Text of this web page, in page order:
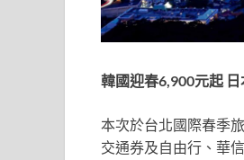
韓國迎春6,900元起
本次於台北國際春季
交通券及自由行、華